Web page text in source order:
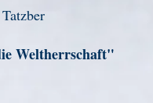
Weltherrschaft"